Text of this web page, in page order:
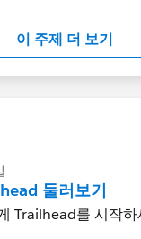
이 주제 더 보기
둘러보기
Trailhead를 시작하